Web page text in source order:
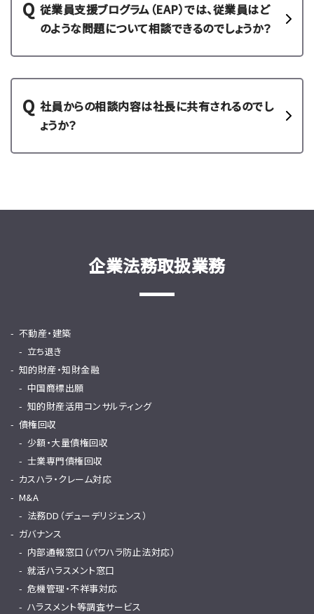
従業員支援ブログラム（EAP）では、従業員はど
のような問題について相談できるのでしょうか？
社員からの相談内容は社長に共有されるのでし
ょうか？
企業法務取扱業務
不動産・建築
立ち退き
知的財産・知財金融
中国商標出願
知的財産活用コンサルティング
債権回収
少額・大量債権回収
士業専門債権回収
カスハラ・クレーム対応
M&A
法務DD（デューデリジェンス）
ガバナンス
内部通報窓口（パワハラ防止法対応）
就活ハラスメント窓口
危機管理・不祥事対応
ハラスメント等調査サービス